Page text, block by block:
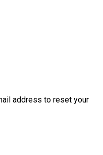
address to reset your